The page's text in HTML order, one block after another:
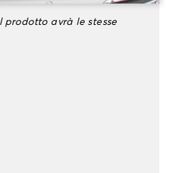
avrà le stesse